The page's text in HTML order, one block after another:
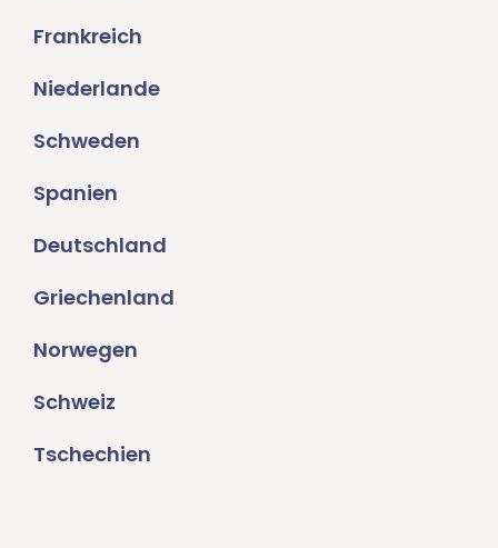
Frankreich
Niederlande
Schweden
Spanien
Deutschland
Griechenland
Norwegen
Schweiz
Tschechien